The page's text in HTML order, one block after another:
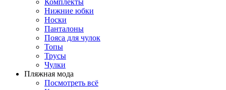
Нижние юбки
Носки
Панталоны
Поясa для чулок
Топы
Трусы
Чулки
Пляжная мода
Посмотреть всё